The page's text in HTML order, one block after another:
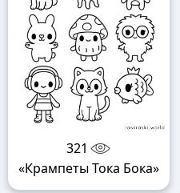
321
«Крампеты Тока Бока»